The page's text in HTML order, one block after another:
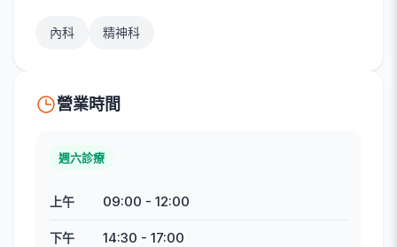
內科 精神科
營業時間
週六診療
上午 09:00 - 12:00
下午 14:30 - 17:00